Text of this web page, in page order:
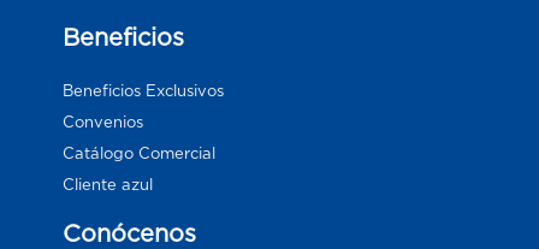
Beneficios
Beneficios Exclusivos
Convenios
Catálogo Comercial
Cliente azul
Conócenos